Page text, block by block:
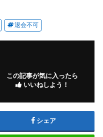
退会不可
この記事が気に入ったら
いいねしよう！
シェア